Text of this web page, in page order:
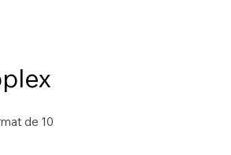
de 10